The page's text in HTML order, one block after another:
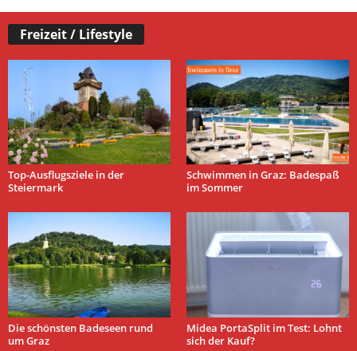
Freizeit / Lifestyle
Top-Ausflugsziele in der
Steiermark
Schwimmen in Graz: Badespaß
im Sommer
Die schönsten Badeseen rund
um Graz
Midea PortaSplit im Test: Lohnt
sich der Kauf?